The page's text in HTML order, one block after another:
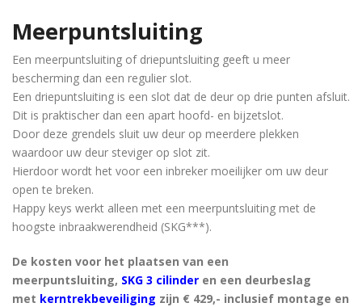
Meerpuntsluiting
Een meerpuntsluiting of driepuntsluiting geeft u meer
bescherming dan een regulier slot.
Een driepuntsluiting is een slot dat de deur op drie punten afsluit.
Dit is praktischer dan een apart hoofd- en bijzetslot.
Door deze grendels sluit uw deur op meerdere plekken
waardoor uw deur steviger op slot zit.
Hierdoor wordt het voor een inbreker moeilijker om uw deur
open te breken.
Happy keys werkt alleen met een meerpuntsluiting met de
hoogste inbraakwerendheid (SKG***).
De kosten voor het plaatsen van een
meerpuntsluiting, SKG 3 cilinder en een deurbeslag
met kerntrekbeveiliging zijn € 429,- inclusief montage en